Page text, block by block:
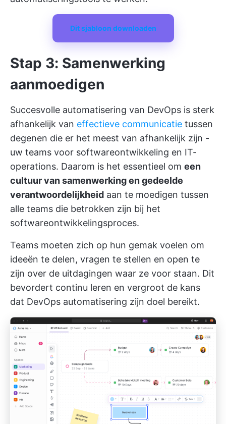
Dit sjabloon downloaden
Stap 3: Samenwerking
aanmoedigen
Succesvolle automatisering van DevOps is sterk
afhankelijk van effectieve communicatie tussen
degenen die er het meest van afhankelijk zijn -
uw teams voor softwareontwikkeling en IT-
operations. Daarom is het essentieel om een
cultuur van samenwerking en gedeelde
verantwoordelijkheid aan te moedigen tussen
alle teams die betrokken zijn bij het
softwareontwikkelingsproces.
Teams moeten zich op hun gemak voelen om
ideeën te delen, vragen te stellen en open te
zijn over de uitdagingen waar ze voor staan. Dit
bevordert continu leren en vergroot de kans
dat DevOps automatisering zijn doel bereikt.